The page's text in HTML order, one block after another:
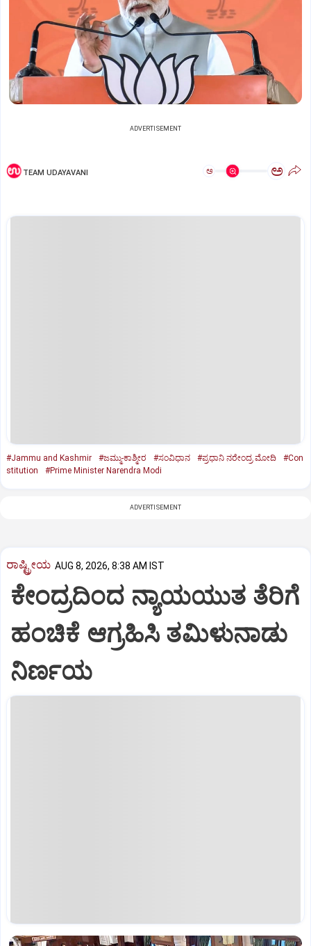
ADVERTISEMENT
TEAM UDAYAVANI ಅ ಅ
#Jammu and Kashmir #ಜಮ್ಮು-ಕಾಶ್ಮೀರ #ಸಂವಿಧಾನ #ಪ್ರಧಾನಿ ನರೇಂದ್ರ ಮೋದಿ
#Con
stitution
#Prime Minister Narendra Modi
ADVERTISEMENT
ರಾಷ್ಟ್ರೀಯ AUG 8, 2026, 8:38 AM IST
ಕೇಂದ್ರದಿಂದ ನ್ಯಾಯಯುತ ತೆರಿಗೆ
ಹಂಚಿಕೆ ಆಗ್ರಹಿಸಿ ತಮಿಳುನಾಡು
ನಿರ್ಣಯ